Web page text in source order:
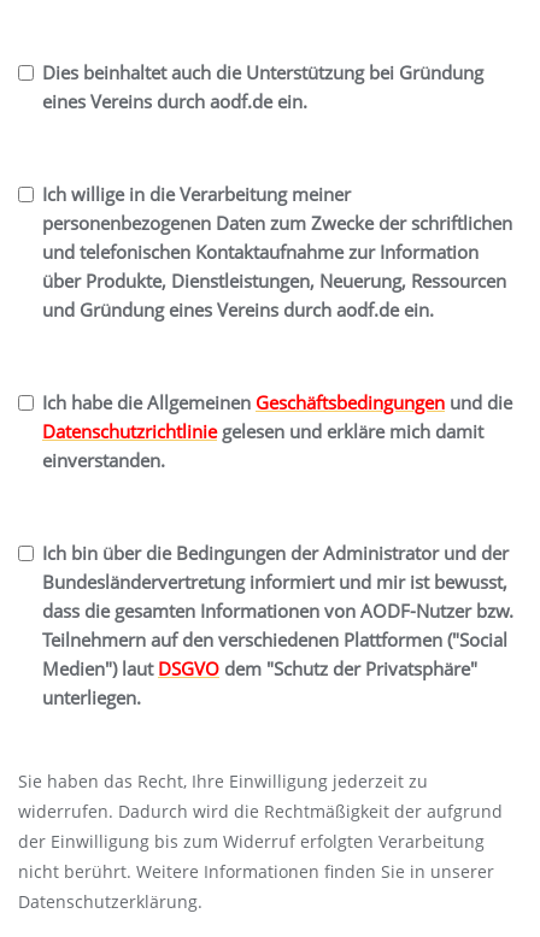
Dies beinhaltet auch die Unterstützung bei Gründung
eines Vereins durch aodf.deein.
Ich willige in die Verarbeitung meiner
personenbezogenen Daten zum Zwecke der schriftlichen
und telefonischen Kontaktaufnahme zur Information
über Produkte, Dienstleistungen, Neuerung, Ressourcen
und Gründung eines Vereins durch aodf.deein.
Ich habe die Allgemeinen Geschäftsbedingungen und die
Datenschutzrichtlinie gelesen und erkläre mich damit
einverstanden.
Ich bin über die Bedingungen der Administrator und der
Bundesländervertretung informiert und mir ist bewusst,
dass die gesamten Informationen von AODF-Nutzer bzw.
Teilnehmern auf den verschiedenen Plattformen ("Social
Medien") laut DSGVO dem "Schutz der Privatsphäre"
unterliegen.
Sie haben das Recht, Ihre Einwilligung jederzeit zu
widerrufen. Dadurch wird die Rechtmäßigkeit der aufgrund
der Einwilligung bis zum Widerruf erfolgten Verarbeitung
nicht berührt. Weitere Informationen finden Sie in unserer
Datenschutzerklärung.